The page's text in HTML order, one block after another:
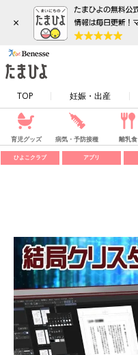
×
TOP 妊娠・出産
育児グッズ 病気・予防接種 離乳食
ひよこクラブ アプリ